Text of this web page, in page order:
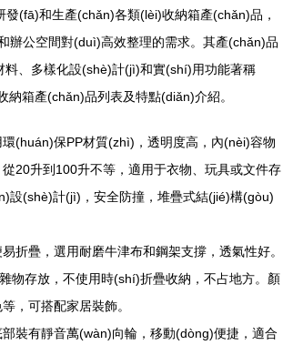
(fā)和生產(chǎn)各類(lèi)收納箱產(chǎn)品，
辦公空間對(duì)高效整理的需求。其產(chǎn)品
料、多樣化設(shè)計(jì)和實(shí)用功能著稱
納箱產(chǎn)品列表及特點(diǎn)介紹。
環(huán)保PP材質(zhì)，透明度高，內(nèi)容物
20升到100升不等，適用于衣物、玩具或文件存
設(shè)計(jì)，安全防撞，堆疊式結(jié)構(gòu)
易折疊，選用耐磨牛津布和鋼架支撐，透氣性好。
物存放，不使用時(shí)折疊收納，不占地方。顏
，可搭配家居裝飾。
部裝有靜音萬(wàn)向輪，移動(dòng)便捷，適合